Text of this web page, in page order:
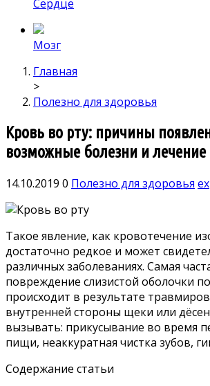
Сердце
Мозг
Главная
>
Полезно для здоровья
Кровь во рту: причины
возможные болезни и лечение
14.10.2019 0 Полезно для здоровья
Такое явление, как кровотечение
достаточно редкое и может
различных заболеваниях. Самая
повреждение слизистой оболочки
происходит в результате
внутренней стороны щеки или
вызывать: прикусывание во время
пищи, неаккуратная чистка зубов,
Содержание статьи